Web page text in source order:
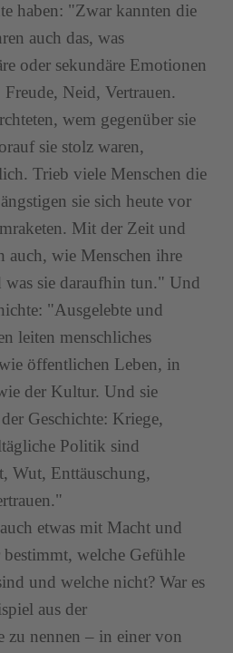
haben: "Zwar kannten die
auch das, was
oder sekundäre Emotionen
Neid, Vertrauen.
wem gegenüber sie
sie stolz waren,
Trieb viele Menschen die
sie sich heute vor
Mit der Zeit und
auch, wie Menschen ihre
was sie daraufhin tun." Und
"Ausgelebte und
leiten menschliches
öffentlichen Leben, in
der Kultur. Und sie
Geschichte: Kriege,
Politik sind
Wut, Enttäuschung,
etwas mit Macht und
welche Gefühle
und welche nicht? War es
aus der
zu nennen – in einer von